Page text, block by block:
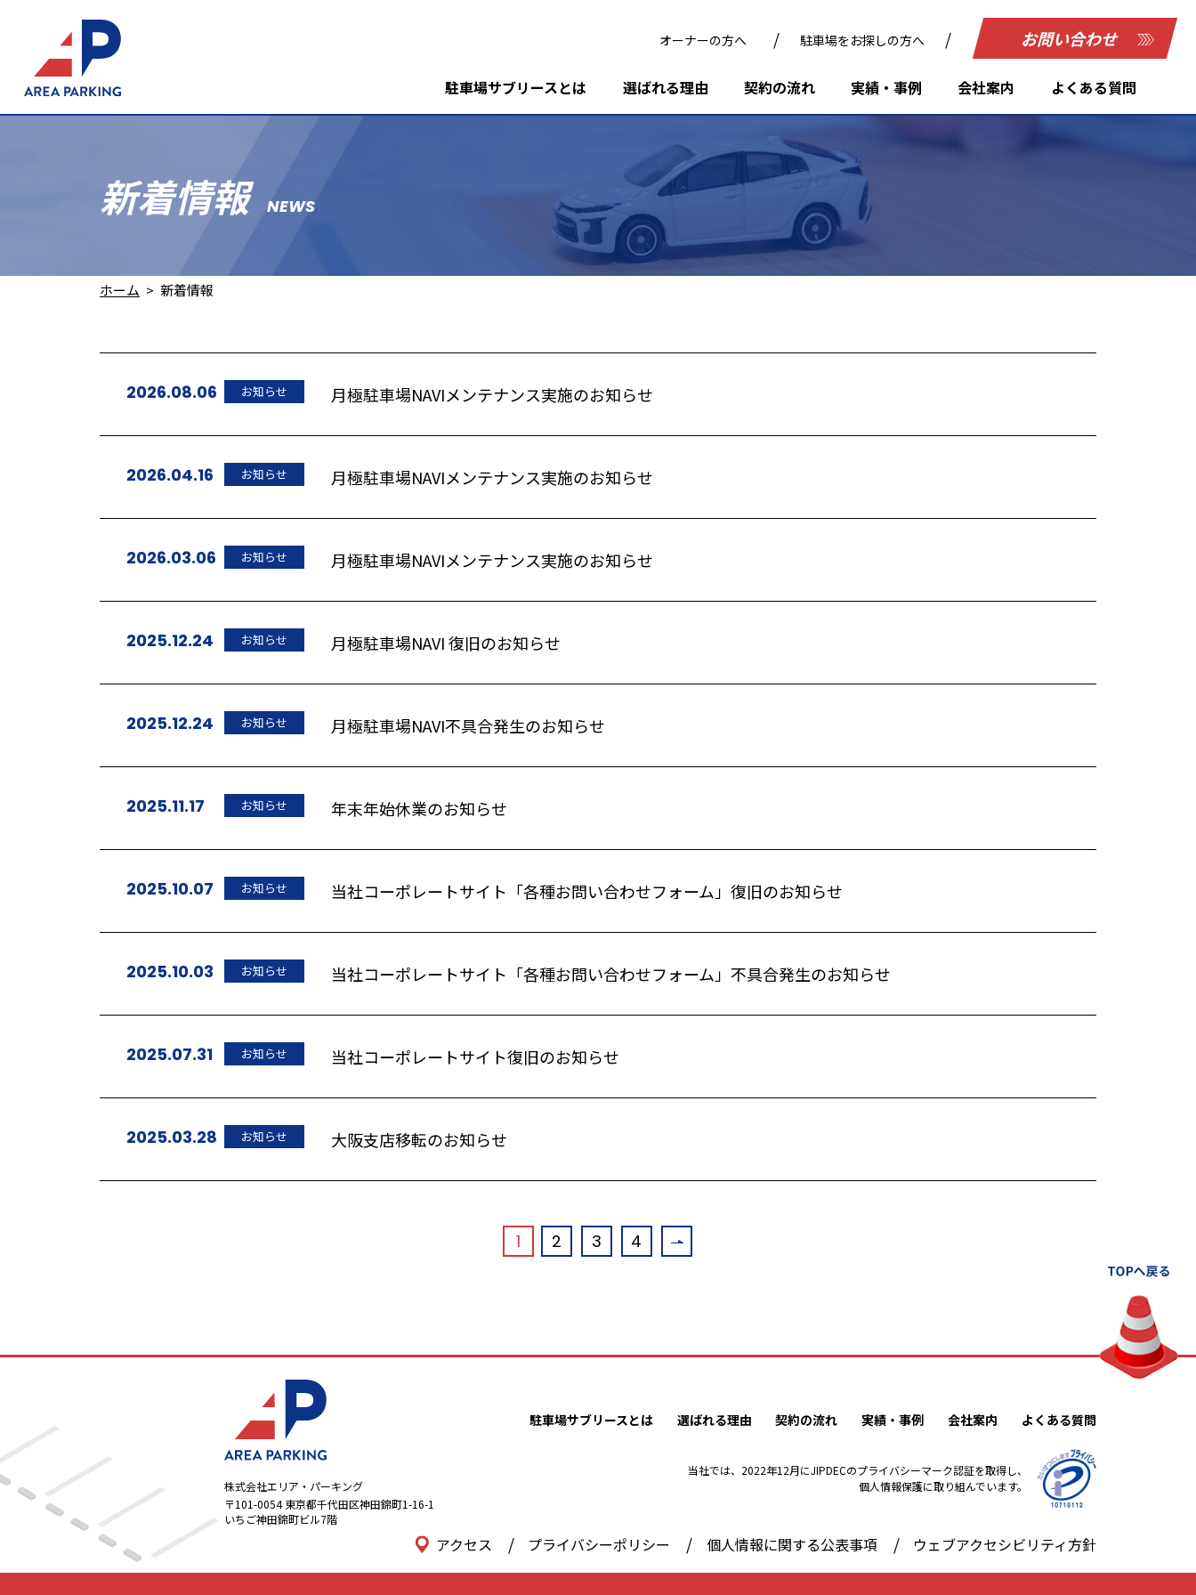
オーナーの方へ 駐車場をお探しの方へ お問い合わせ
駐車場サブリースとは 選ばれる理由 契約の流れ 実績・事例 会社案内 よくある質問
新着情報 NEWS
ホーム 新着情報
2026.08.06 お知らせ 月極駐車場NAVIメンテナンス実施のお知らせ
2026.04.16 お知らせ 月極駐車場NAVIメンテナンス実施のお知らせ
2026.03.06 お知らせ 月極駐車場NAVIメンテナンス実施のお知らせ
2025.12.24 お知らせ 月極駐車場NAVI 復旧のお知らせ
2025.12.24 お知らせ 月極駐車場NAVI不具合発生のお知らせ
2025.11.17 お知らせ 年末年始休業のお知らせ
2025.10.07 お知らせ 当社コーポレートサイト「各種お問い合わせフォーム」復旧のお知らせ
2025.10.03 お知らせ 当社コーポレートサイト「各種お問い合わせフォーム」不具合発生のお知らせ
2025.07.31 お知らせ 当社コーポレートサイト復旧のお知らせ
2025.03.28 お知らせ 大阪支店移転のお知らせ
1 2 3 4
株式会社エリア・パーキング
〒101-0054東京都千代田区神田錦町1-16-1
いちご神田錦町ビル7階
駐車場サブリースとは 選ばれる理由 契約の流れ 実績・事例 会社案内 よくある質問
当社では、2022年12月にJIPDECのプライバシーマーク認証を取得し、
個人情報保護に取り組んでいます。
アクセス プライバシーポリシー 個人情報に関する公表事項 ウェブアクセシビリティ方針